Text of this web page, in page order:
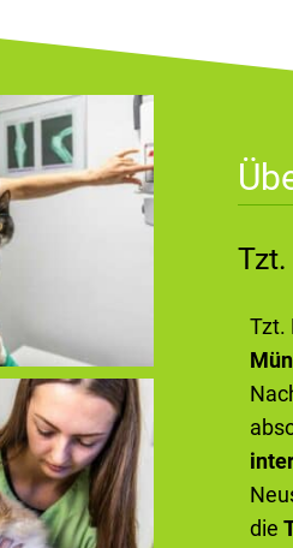
Tzt.
die